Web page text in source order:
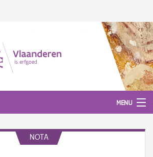
MENU
NOTA